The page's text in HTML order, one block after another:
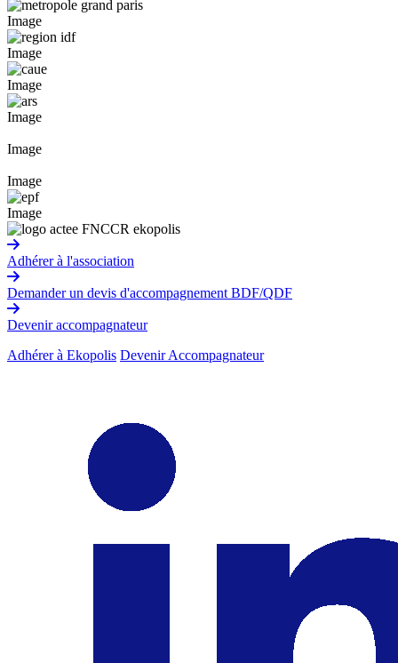
Image
Image
Image
Image
Image
Image
Image
Adhérer à l'association
Demander un devis d'accompagnement BDF/QDF
Devenir accompagnateur
Adhérer à Ekopolis Devenir Accompagnateur